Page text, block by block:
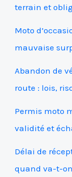
terrain et
Moto
mauvaise
Abandon de
route : lois,
Permis moto
validité et
Délai de
quand va-t-